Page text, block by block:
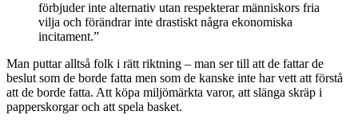
förbjuder inte alternativ utan respekterar människors fria
vilja och förändrar inte drastiskt några ekonomiska
incitament.”
Man puttar alltså folk i rätt riktning – man ser till att de fattar de
beslut som de borde fatta men som de kanske inte har vett att förstå
att de borde fatta. Att köpa miljömärkta varor, att slänga skräp i
papperskorgar och att spela basket.